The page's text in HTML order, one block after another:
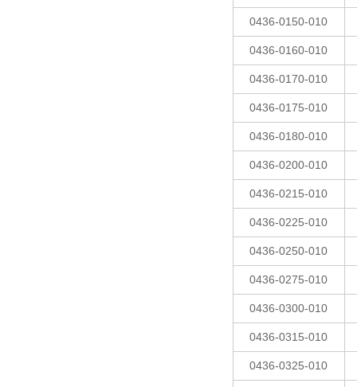
0436-0150-010
0436-0160-010
0436-0170-010
0436-0175-010
0436-0180-010
0436-0200-010
0436-0215-010
0436-0225-010
0436-0250-010
0436-0275-010
0436-0300-010
0436-0315-010
0436-0325-010